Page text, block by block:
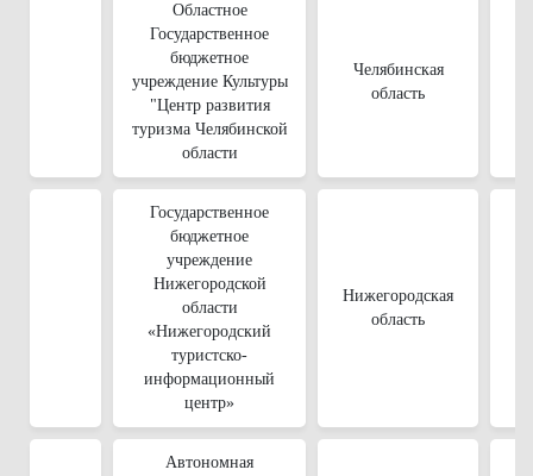
Областное
Государственное
бюджетное
учреждение Культуры
"Центр развития
туризма Челябинской
области
Челябинская
область
Государственное
бюджетное
учреждение
Нижегородской
области
«Нижегородский
туристско-
информационный
центр»
Нижегородская
область
Автономная